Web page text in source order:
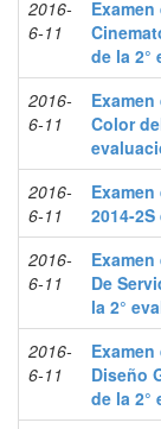
2016-
6-11
de la 2°
2016-
6-11
Color
2016-
6-11
2014-
2016-
6-11
De
la 2°
2016-
6-11
Diseño
de la 2°